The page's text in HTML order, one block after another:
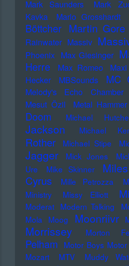
Mark Saunders
Mark
Kavka
Marlo Grosshardt
Böttcher Martin Gore
Rainwater Massiv
Phoenix Max Giesinger
Herre
Max Romeo
Hecker
MBSounds MC
Melody's Echo Chamber
Mesut Özil
Metal Hammer
Doom
Michael
Jackson
Michael
Rother
Michael Stipe
Jagger
Mick Jones
Ure
Mike Skinner
Cyrus
Mille Petrozza
Ministry Missy Elliott
Moderat Modern Talking
Mola
Moog Moonriivr
Morrissey Morton
Pelham
Motor Boys Motor
Mozart
MTV Muddy